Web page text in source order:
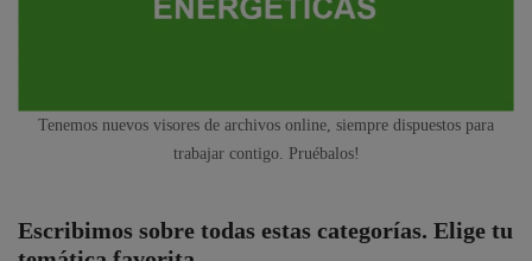
Tenemos nuevos visores de archivos online, siempre dispuestos para
trabajar contigo. Pruébalos!
Escribimos sobre todas estas categorías. Elige tu